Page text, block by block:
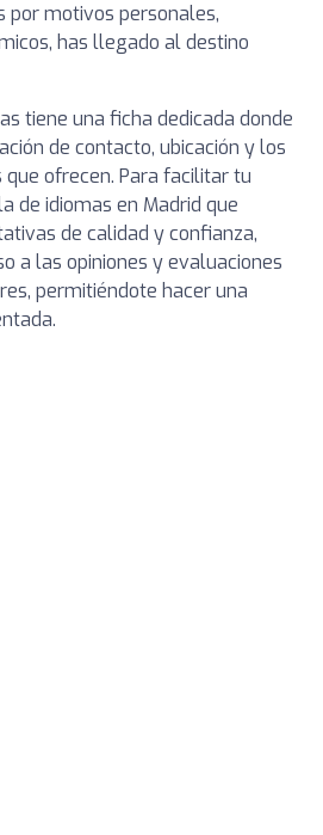
por motivos personales,
has llegado al destino
tiene una ficha dedicada donde
de contacto, ubicación y los
ofrecen. Para facilitar tu
de idiomas en Madrid que
de calidad y confianza,
a las opiniones y evaluaciones
permitiéndote hacer una